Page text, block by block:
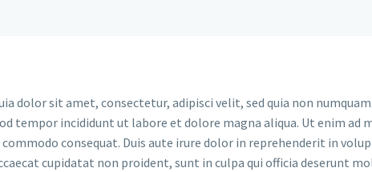
dolor sit amet, consectetur, adipisci velit, sed quia non
tempor incididunt ut labore et dolore magna aliqua. Ut enim ad
consequat. Duis aute irure dolor in reprehenderit in
cupidatat non proident, sunt in culpa qui officia deserunt